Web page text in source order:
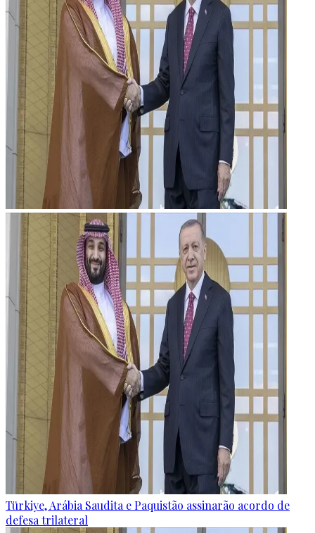
Türkiye, Arábia Saudita e Paquistão assinarão acordo de
defesa trilateral